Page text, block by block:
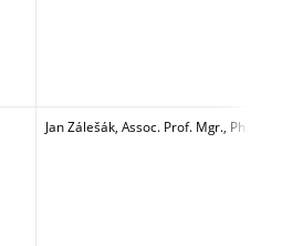
Jan Zálešák, Assoc. Prof. Mgr., Ph.D.